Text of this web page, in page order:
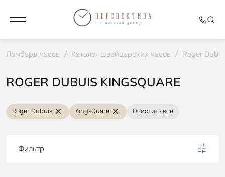
Ломбард часов / Каталог швейцарских часов / Roger
ROGER DUBUIS KINGSQUARE
Roger Dubuis KingsQuare Очистить всё
Фильтр